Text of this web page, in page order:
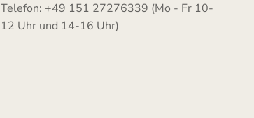
Telefon: +49 151 27276339 (Mo - Fr 10-
12 Uhr und 14-16 Uhr)